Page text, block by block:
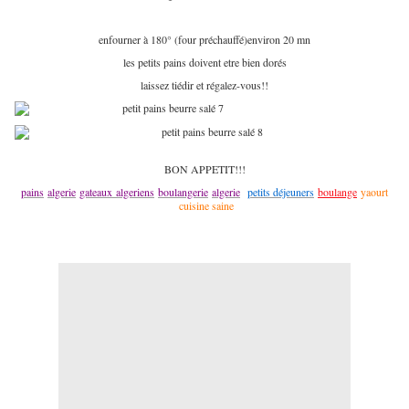
enfourner à 180° (four préchauffé)environ 20 mn
les petits pains doivent etre bien dorés
laissez tiédir et régalez-vous!!
BON APPETIT!!!
pains algerie gateaux algeriens boulangerie algerie petits déjeuners boulange yaourt
cuisine saine